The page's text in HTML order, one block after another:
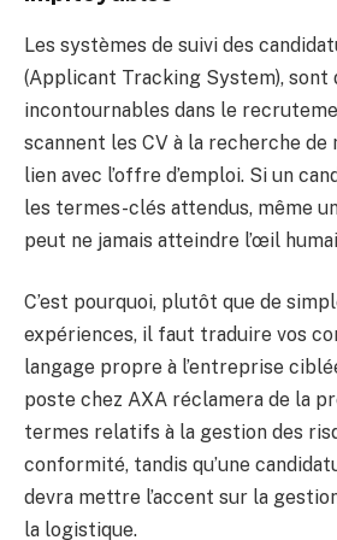
Les systèmes de suivi des
(Applicant Tracking System), sont
incontournables dans le
scannent les CV à la recherche
lien avec l’offre d’emploi. Si un
les termes-clés attendus, même
peut ne jamais atteindre l’œil
C’est pourquoi, plutôt que de
expériences, il faut traduire vos
langage propre à l’entreprise
poste chez AXA réclamera de la
termes relatifs à la gestion des
conformité, tandis qu’une
devra mettre l’accent sur la
la logistique.